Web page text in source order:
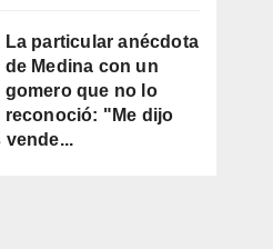
La particular anécdota
de Medina con un
gomero que no lo
reconoció: "Me dijo